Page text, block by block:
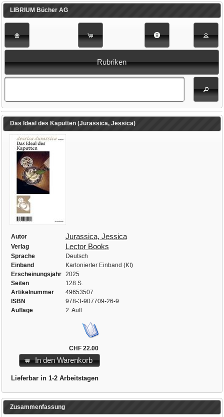
LIBRIUM Bücher AG
Rubriken
Das Ideal des Kaputten (Jurassica, Jessica)
Autor Jurassica, Jessica
Verlag Lector Books
Sprache
Deutsch
Einband
Kartonierter Einband (Kt)
Erscheinungsjahr
2025
Seiten
128 S.
Artikelnummer
49653507
ISBN
978-3-907709-26-9
Auflage
2. Aufl.
CHF 22.00
In den Warenkorb
Lieferbar in 1-2 Arbeitstagen
Zusammenfassung